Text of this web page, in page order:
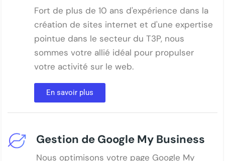
Fort de plus de 10 ans d'expérience dans la
création de sites internet et d'une expertise
pointue dans le secteur du T3P, nous
sommes votre allié idéal pour propulser
votre activité sur le web.
En savoir plus
Gestion de Google My Business
Nous optimisons votre page Google My